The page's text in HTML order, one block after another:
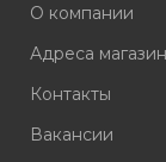
О компании
Адреса
Контакты
Вакансии